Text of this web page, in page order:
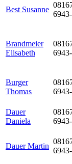
Best Susanne
Brandmeier
Elisabeth
Burger
Thomas
Dauer
Daniela
Dauer Martin